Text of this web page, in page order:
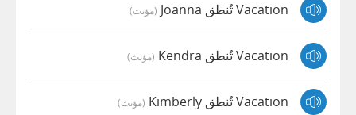
Vacation تُنطق Joanna (مؤنث)
Vacation تُنطق Kendra (مؤنث)
Vacation تُنطق Kimberly (مؤنث)